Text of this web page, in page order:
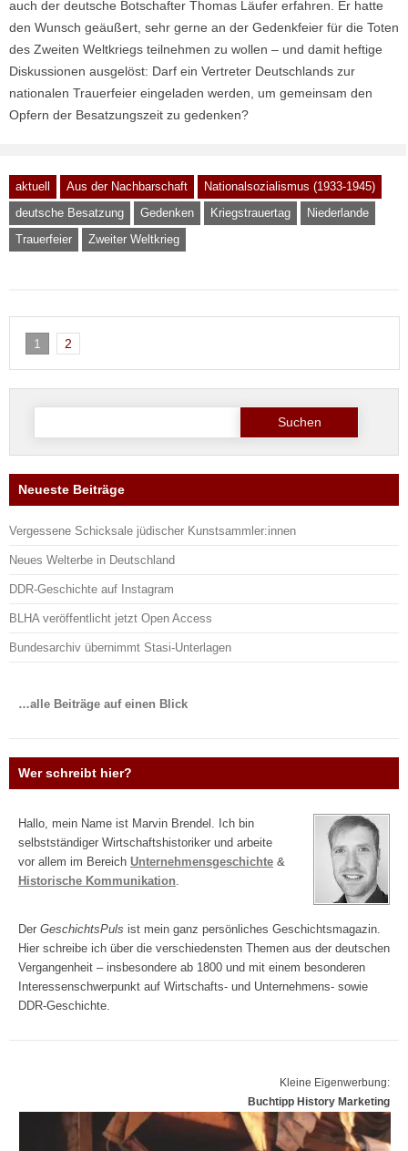
auch der deutsche Botschafter Thomas Läufer erfahren. Er hatte
den Wunsch geäußert, sehr gerne an der Gedenkfeier für die Toten
des Zweiten Weltkriegs teilnehmen zu wollen – und damit heftige
Diskussionen ausgelöst: Darf ein Vertreter Deutschlands zur
nationalen Trauerfeier eingeladen werden, um gemeinsam den
Opfern der Besatzungszeit zu gedenken?
aktuell Aus der Nachbarschaft
Nationalsozialismus (1933-1945)
deutsche Besatzung
Gedenken Kriegstrauertag
Niederlande
Trauerfeier
Zweiter Weltkrieg
1 2
Suche
Neueste Beiträge
Vergessene Schicksale jüdischer Kunstsammler:innen
Neues Welterbe in Deutschland
DDR-Geschichte auf Instagram
BLHA veröffentlicht jetzt Open Access
Bundesarchiv übernimmt Stasi-Unterlagen
…alle Beiträge auf einen Blick
Wer schreibt hier?
Hallo, mein Name ist Marvin Brendel. Ich bin
selbstständiger Wirtschaftshistoriker und arbeite
vor allem im Bereich Unternehmensgeschichte &
Historische Kommunikation.
Der GeschichtsPuls ist mein ganz persönliches Geschichtsmagazin.
Hier schreibe ich über die verschiedensten Themen aus der deutschen
Vergangenheit – insbesondere ab 1800 und mit einem besonderen
Interessenschwerpunkt auf Wirtschafts- und Unternehmens- sowie
DDR-Geschichte.
Kleine Eigenwerbung:
Buchtipp History Marketing